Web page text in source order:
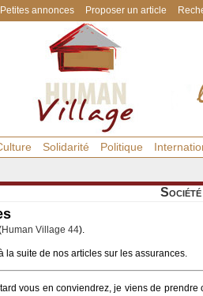
Petites annonces Proposer un article
Solidarité Politique
Société
Human Village 44).
la suite de nos articles sur les assurances.
vous en conviendrez, je viens de